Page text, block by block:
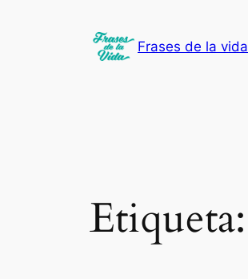
Frases de la vida
Etiqueta: